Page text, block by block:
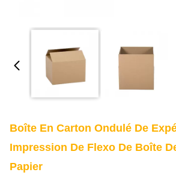
Boîte En Carton Ondulé De
Impression De Flexo De Boîte
Papier